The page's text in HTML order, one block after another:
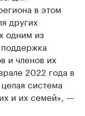
в этом
других
одним из
и членов их
2022 года в
система
и их семей», —